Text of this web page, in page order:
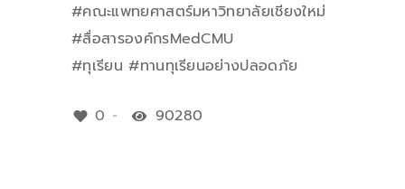
#คณะแพทยศาสตร์มหาวิทยาลัยเชียงใหม่
#สื่อสารองค์กรMedCMU
#ทุเรียน #ทานทุเรียนอย่างปลอดภัย
0 90280